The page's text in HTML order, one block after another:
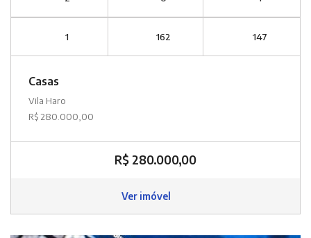
1 162 147
Casas
Vila Haro
R$ 280.000,00
R$ 280.000,00
Ver imóvel